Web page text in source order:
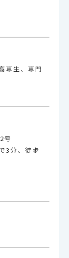
専生、専門
号
3分、徒歩